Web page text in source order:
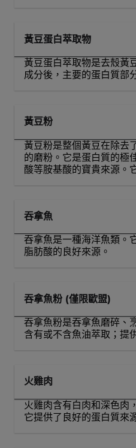
黃豆蛋白萃取物
黃豆蛋白萃取物是去殼黃
成分後，主要的蛋白質部
黃豆粉
黃豆粉是整個黃豆在除去
的磨粉。它是蛋白質的極
酸等胺基酸的寶貴來源。
吞拿魚
吞拿魚是一種海洋魚類。
脂肪酸的良好來源。
吞拿魚粉 (僅限歐盟)
吞拿魚粉是吞拿魚磨碎、
含有或不含魚油萃取；提
火雞肉
火雞肉含有白肉和深色肉
它提供了良好的蛋白質來